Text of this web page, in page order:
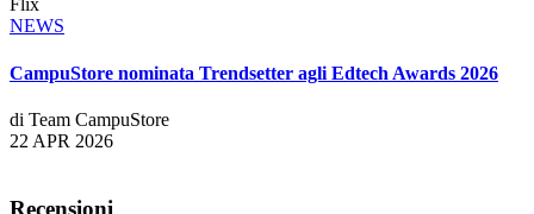
Flix
NEWS
CampuStore nominata Trendsetter agli Edtech Awards 2026
di Team CampuStore
22 APR 2026
Recensioni